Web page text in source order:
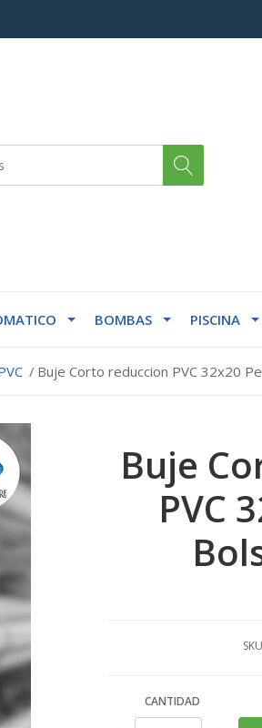
BOMBAS PISCINA
Buje Corto reduccion PVC 32x20
Buje
PVC
CANTIDAD